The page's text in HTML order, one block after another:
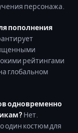
персонажа.
пополнения
рейтингами
глобальном
одновременно
Нет.
один костюм для